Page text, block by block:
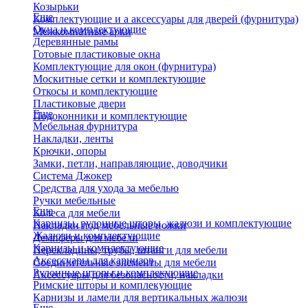
Козырьки
Комплектующие и а аксессуары для дверей (фурнитура)
Межкомнатные арки
Еще
Окна и комплектующие
Деревянные рамы
Готовые пластиковые окна
Комплектующие для окон (фурнитура)
Москитные сетки и комплектующие
Откосы и комплектующие
Пластиковые двери
Подоконники и комплектующие
Еще
Мебельная фурнитура
Накладки, ленты
Крючки, опоры
Замки, петли, направляющие, доводчики
Система Джокер
Средства для ухода за мебелью
Ручки мебельные
Колеса для мебели
Накладки под мебельные ножки
Демпферы для мебели
Перекладины, трубы, штанги для мебели
Соединительные элементы для мебели
Аксессуары для безопасности, накладки
Еще
Карнизы, рулонные шторы, жалюзи и комплектующие
Жалюзи и комплектующие
Карнизы и комплектующие
Аксессуары для карнизов
Рулонные шторы и комплекующие
Римские шторы и комплекующие
Карнизы и ламели для вертикальных жалюзи